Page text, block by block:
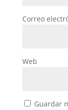
Correo
Web
Guardar